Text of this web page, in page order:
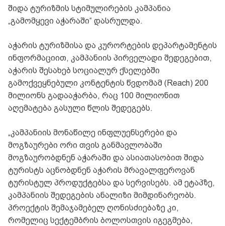
შიდა ტურიზმის სტიმულირების კამპანია
„გამომყევი აჭარაში“ დასრულდა.
აჭარის ტურიზმისა და კურორტების დეპარტამენტის
ინფორმაციით, კამპანიის პირველადი შედეგებით,
აჭარის შესახებ სოციალურ ქსელებში
გამოქვეყნებული კონტენტის წვდომამ (Reach) 200
მილიონს გადააჭარბა, რაც 100 მილიონით
აღემატება გასული წლის შედეგებს.
„კამპანიის მონაწილე ინფლუენსერები და
მოგზაურები ორი თვის განმავლობაში
მოგზაურობდნენ აჭარაში და ასიათასობით შიდა
ტურისტს აცნობდნენ აჭარის მრავალფეროვან
ტურისტულ პროდუქტებსა და სერვისებს. ამ ეტაპზე,
კამპანიის შედეგების ანალიზი მიმდინარეობს.
პროექტის შემაჯამებელ ღონისძიებაზე კი,
რომელიც სექტემბრის ბოლოსთვის იგეგმება,